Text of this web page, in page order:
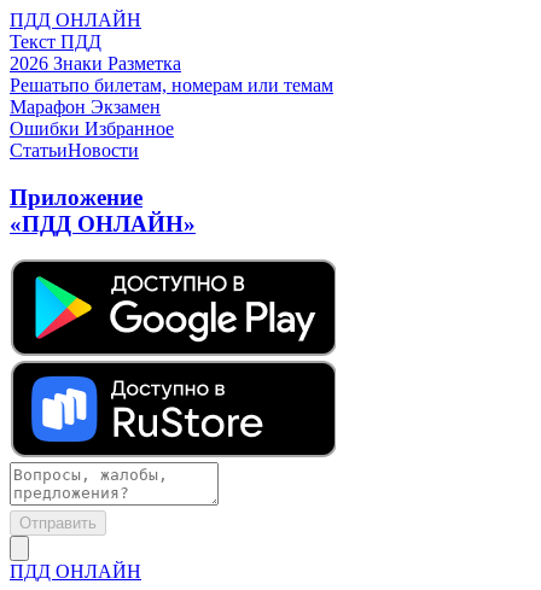
ПДД ОНЛАЙН
Текст ПДД
2026 Знаки Разметка
Решатьпо билетам, номерам или темам
Марафон Экзамен
Ошибки Избранное
СтатьиНовости
Приложение
«ПДД ОНЛАЙН»
Отправить
ПДД ОНЛАЙН